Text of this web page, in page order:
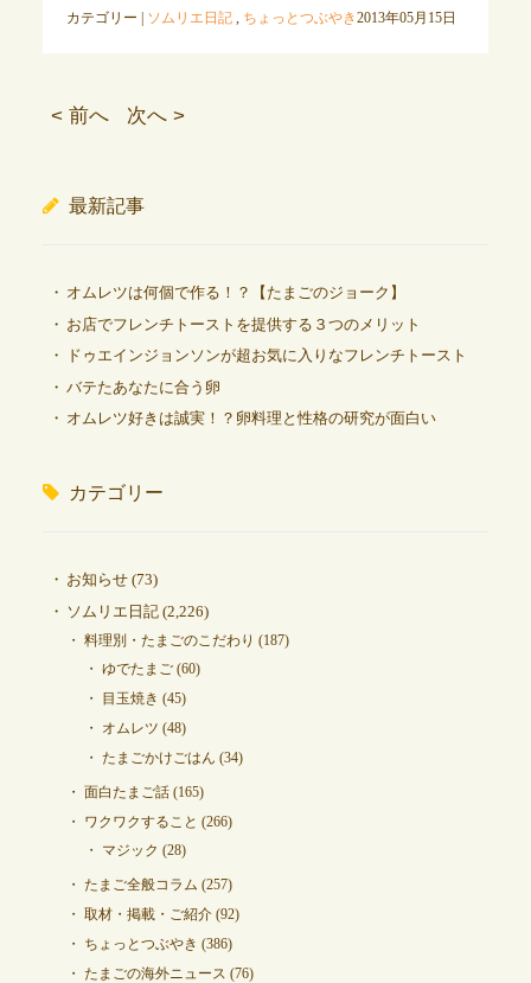
カテゴリー | ソムリエ日記, ちょっとつぶやき2013年05月15日
< 前へ 次へ >
最新記事
オムレツは何個で作る！？【たまごのジョーク】
お店でフレンチトーストを提供する３つのメリット
ドゥエインジョンソンが超お気に入りなフレンチトースト
バテたあなたに合う卵
オムレツ好きは誠実！？卵料理と性格の研究が面白い
カテゴリー
お知らせ(73)
ソムリエ日記(2,226)
料理別・たまごのこだわり (187)
ゆでたまご(60)
目玉焼き (45)
オムレツ (48)
たまごかけごはん (34)
面白たまご話(165)
ワクワクすること (266)
マジック (28)
たまご全般コラム (257)
取材・掲載・ご紹介(92)
ちょっとつぶやき (386)
たまごの海外ニュース (76)